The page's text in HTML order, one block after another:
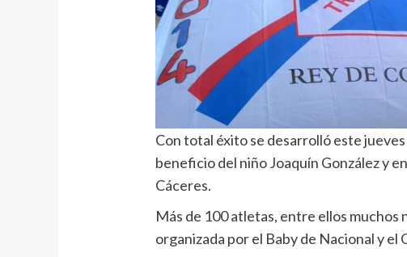
Con total éxito se desarrolló este
beneficio del niño Joaquín González y
Cáceres.
Más de 100 atletas, entre ellos muchos
organizada por el Baby de Nacional y el